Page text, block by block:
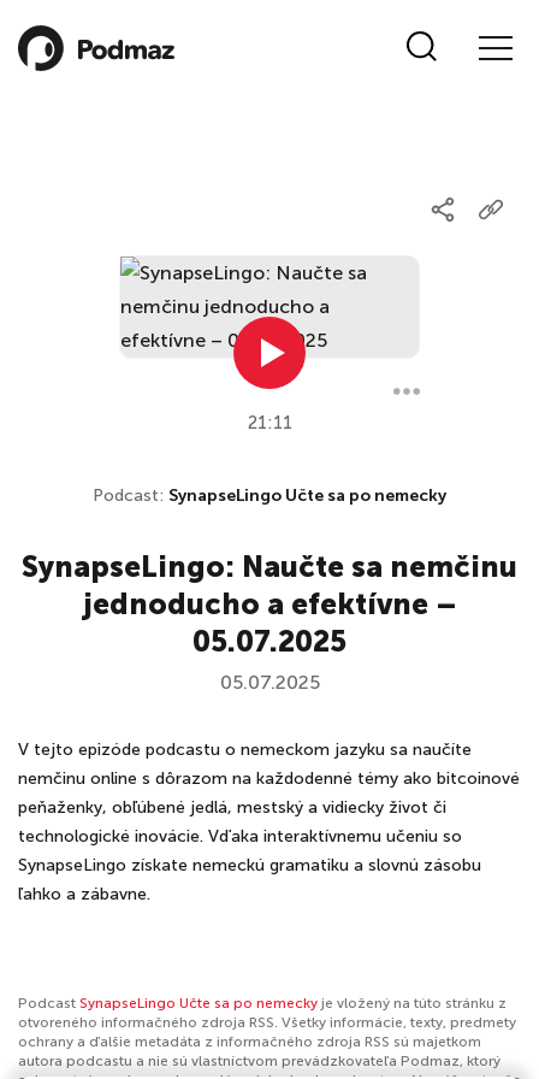
21:11
Podcast: SynapseLingo Učte sa po nemecky
SynapseLingo: Naučte sa nemčinu
jednoducho a efektívne –
05.07.2025
05.07.2025
V tejto epizóde podcastu o nemeckom jazyku sa naučíte
nemčinu online s dôrazom na každodenné témy ako bitcoinové
peňaženky, obľúbené jedlá, mestský a vidiecky život či
technologické inovácie. Vďaka interaktívnemu učeniu so
SynapseLingo získate nemeckú gramatiku a slovnú zásobu
ľahko a zábavne.
Podcast SynapseLingo Učte sa po nemecky je vložený na túto stránku z
otvoreného informačného zdroja RSS. Všetky informácie, texty, predmety
ochrany a ďalšie metadáta z informačného zdroja RSS sú majetkom
autora podcastu a nie sú vlastníctvom prevádzkovateľa Podmaz, ktorý